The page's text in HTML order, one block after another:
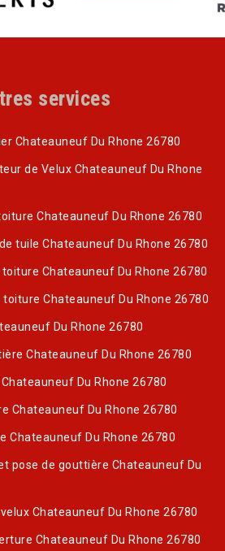
services
Chateauneuf Du Rhone 26780
de Velux Chateauneuf Du Rhone
Chateauneuf Du Rhone 26780
tuile Chateauneuf Du Rhone 26780
Chateauneuf Du Rhone 26780
toiture Chateauneuf Du Rhone 26780
Du Rhone 26780
Chateauneuf Du Rhone 26780
Du Rhone 26780
Chateauneuf Du Rhone 26780
Chateauneuf Du Rhone 26780
pose de gouttière Chateauneuf Du
Chateauneuf Du Rhone 26780
Chateauneuf Du Rhone 26780